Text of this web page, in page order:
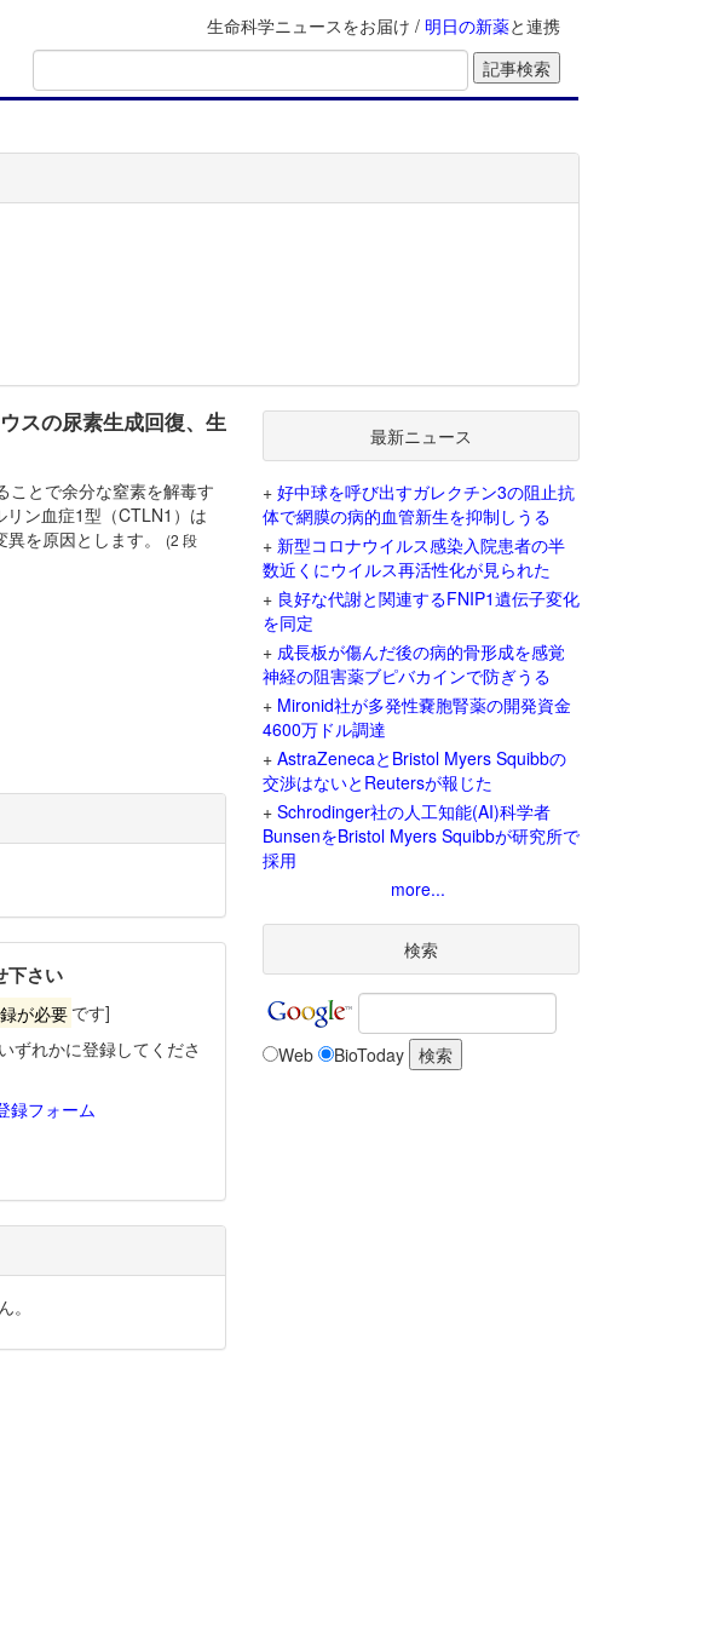
生命科学ニュースをお届け / 明日の新薬と連携
スの尿素生成回復、生
とで余分な窒素を解毒す
ン血症1型（CTLN1）は
を原因とします。
(2 段
下さい
が必要 です]
ずれかに登録してくださ
録フォーム
。
最新ニュース
+ 好中球を呼び出すガレクチン3の阻止抗
体で網膜の病的血管新生を抑制しうる
+ 新型コロナウイルス感染入院患者の半
数近くにウイルス再活性化が見られた
+ 良好な代謝と関連するFNIP1遺伝子変化
を同定
+ 成長板が傷んだ後の病的骨形成を感覚
神経の阻害薬ブピバカインで防ぎうる
+ Mironid社が多発性嚢胞腎薬の開発資金
4600万ドル調達
+ AstraZenecaとBristol Myers Squibbの
交渉はないとReutersが報じた
+ Schrodinger社の人工知能(AI)科学者
BunsenをBristol Myers Squibbが研究所で
採用
more...
検索
Web BioToday